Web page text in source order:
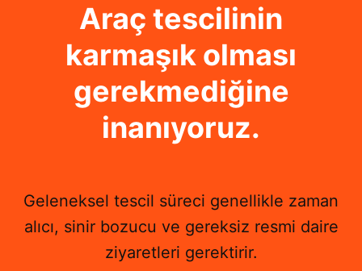
Araç tescilinin
karmaşık olması
gerekmediğine
inanıyoruz.
Geleneksel tescil süreci genellikle zaman
alıcı, sinir bozucu ve gereksiz resmi daire
ziyaretleri gerektirir.